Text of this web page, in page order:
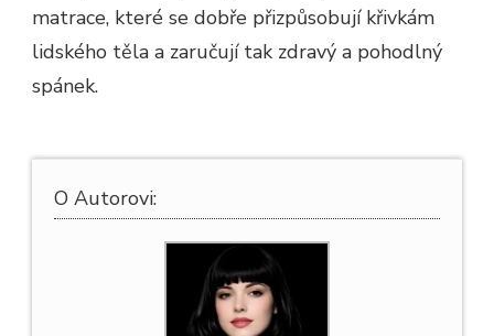
matrace, které se dobře přizpůsobují křivkám
lidského těla a zaručují tak zdravý a pohodlný
spánek.
O Autorovi: